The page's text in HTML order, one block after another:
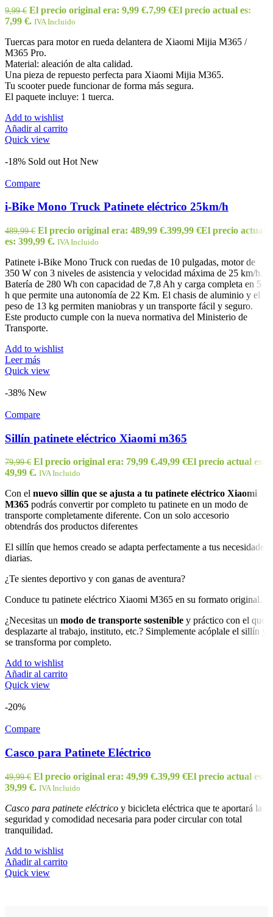
9,99€ El precio original era: 9,99 €.7,99 €El precio actual es:
7,99 €. IVA Incluido
Tuercas para motor en rueda delantera de Xiaomi Mijia M365 /
M365 Pro.
Material: aleación de alta calidad.
Una pieza de repuesto perfecta para Xiaomi Mijia M365.
Tu scooter puede funcionar de forma más segura.
El paquete incluye: 1 tuerca.
Add to wishlist
Añadir al carrito
Quick view
-18% Sold out Hot New
Compare
i-Bike Mono Truck Patinete eléctrico 25km/h
489,99€ El precio original era: 489,99 €.399,99 €El precio actual
es: 399,99 €. IVA Incluido
Patinete i-Bike Mono Truck con ruedas de 10 pulgadas, motor de
350 W con 3 niveles de asistencia y velocidad máxima de 25 km/h.
Batería de 280 Wh con capacidad de 7,8 Ah y carga completa en 5
h que permite una autonomía de 22 Km. El chasis de aluminio y el
peso de 13 kg permiten maniobras y un transporte fácil y seguro.
Este producto cumple con la nueva normativa del Ministerio de
Transporte.
Add to wishlist
Leer más
Quick view
-38% New
Compare
Sillín patinete eléctrico Xiaomi m365
79,99€ El precio original era: 79,99 €.49,99 €El precio actual es:
49,99 €. IVA Incluido
Con el nuevo sillín que se ajusta a tu patinete eléctrico Xiaomi
M365 podrás convertir por completo tu patinete en un modo de
transporte completamente diferente. Con un solo accesorio
obtendrás dos productos diferentes
El sillín que hemos creado se adapta perfectamente a tus necesidades
diarias.
¿Te sientes deportivo y con ganas de aventura?
Conduce tu patinete eléctrico Xiaomi M365 en su formato original.
¿Necesitas un modo de transporte sostenible y práctico con el que
desplazarte al trabajo, instituto, etc.? Simplemente acóplale el sillín y
se transforma por completo.
Add to wishlist
Añadir al carrito
Quick view
-20%
Compare
Casco para Patinete Eléctrico
49,99€ El precio original era: 49,99 €.39,99 €El precio actual es:
39,99 €. IVA Incluido
Casco para patinete eléctrico y bicicleta eléctrica que te aportará la
seguridad y comodidad necesaria para poder circular con total
tranquilidad.
Add to wishlist
Añadir al carrito
Quick view